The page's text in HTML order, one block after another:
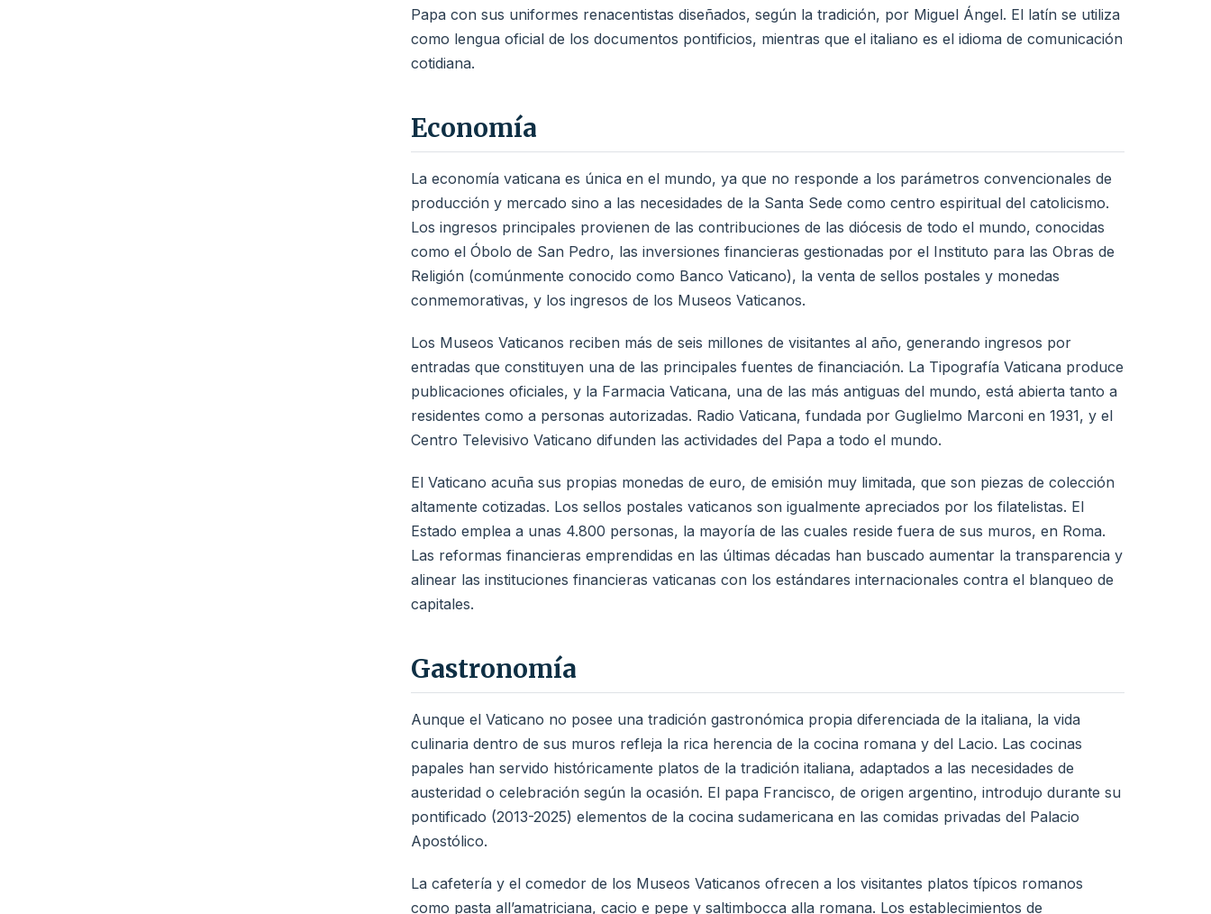
Papa con sus uniformes renacentistas diseñados, según la tradición, por Miguel Ángel. El latín se utiliza
como lengua oficial de los documentos pontificios, mientras que el italiano es el idioma de comunicación
cotidiana.
Economía
La economía vaticana es única en el mundo, ya que no responde a los parámetros convencionales de
producción y mercado sino a las necesidades de la Santa Sede como centro espiritual del catolicismo.
Los ingresos principales provienen de las contribuciones de las diócesis de todo el mundo, conocidas
como el Óbolo de San Pedro, las inversiones financieras gestionadas por el Instituto para las Obras de
Religión (comúnmente conocido como Banco Vaticano), la venta de sellos postales y monedas
conmemorativas, y los ingresos de los Museos Vaticanos.
Los Museos Vaticanos reciben más de seis millones de visitantes al año, generando ingresos por
entradas que constituyen una de las principales fuentes de financiación. La Tipografía Vaticana produce
publicaciones oficiales, y la Farmacia Vaticana, una de las más antiguas del mundo, está abierta tanto a
residentes como a personas autorizadas. Radio Vaticana, fundada por Guglielmo Marconi en 1931, y el
Centro Televisivo Vaticano difunden las actividades del Papa a todo el mundo.
El Vaticano acuña sus propias monedas de euro, de emisión muy limitada, que son piezas de colección
altamente cotizadas. Los sellos postales vaticanos son igualmente apreciados por los filatelistas. El
Estado emplea a unas 4.800 personas, la mayoría de las cuales reside fuera de sus muros, en Roma.
Las reformas financieras emprendidas en las últimas décadas han buscado aumentar la transparencia y
alinear las instituciones financieras vaticanas con los estándares internacionales contra el blanqueo de
capitales.
Gastronomía
Aunque el Vaticano no posee una tradición gastronómica propia diferenciada de la italiana, la vida
culinaria dentro de sus muros refleja la rica herencia de la cocina romana y del Lacio. Las cocinas
papales han servido históricamente platos de la tradición italiana, adaptados a las necesidades de
austeridad o celebración según la ocasión. El papa Francisco, de origen argentino, introdujo durante su
pontificado (2013-2025) elementos de la cocina sudamericana en las comidas privadas del Palacio
Apostólico.
La cafetería y el comedor de los Museos Vaticanos ofrecen a los visitantes platos típicos romanos
como pasta all’amatriciana, cacio e pepe y saltimbocca alla romana. Los establecimientos de